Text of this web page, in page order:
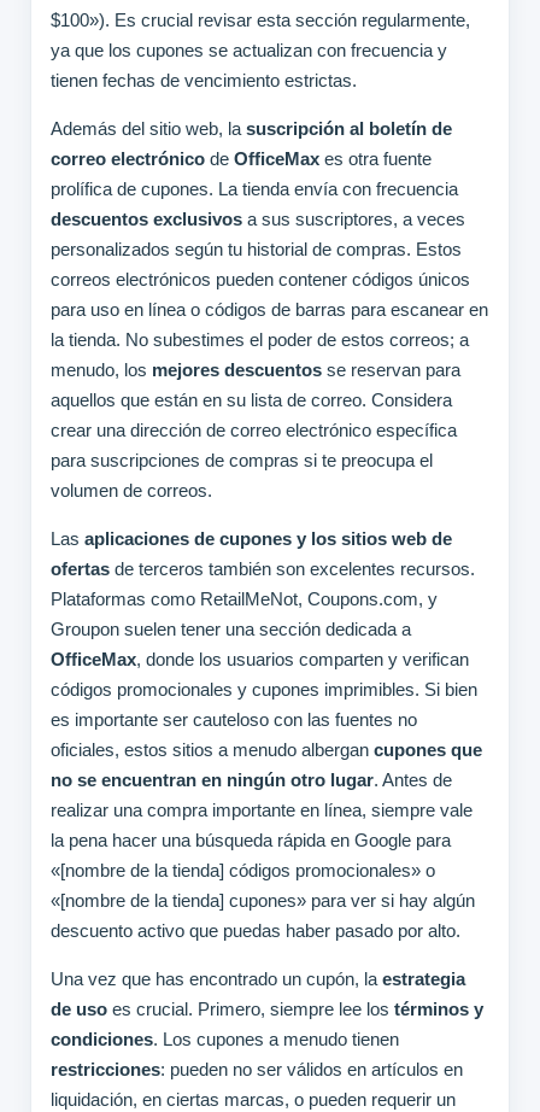
$100»). Es crucial revisar esta sección regularmente,
ya que los cupones se actualizan con frecuencia y
tienen fechas de vencimiento estrictas.
Además del sitio web, la suscripción al boletín de
correo electrónicode OfficeMaxes otra fuente
prolífica de cupones. La tienda envía con frecuencia
descuentos exclusivosa sus suscriptores, a veces
personalizados según tu historial de compras. Estos
correos electrónicos pueden contener códigos únicos
para uso en línea o códigos de barras para escanear en
la tienda. No subestimes el poder de estos correos; a
menudo, los mejores descuentosse reservan para
aquellos que están en su lista de correo. Considera
crear una dirección de correo electrónico específica
para suscripciones de compras si te preocupa el
volumen de correos.
Las aplicaciones de cupones y los sitios web de
ofertasde terceros también son excelentes recursos.
Plataformas como RetailMeNot, Coupons.com, y
Groupon suelen tener una sección dedicada a
OfficeMax, donde los usuarios comparten y verifican
códigos promocionales y cupones imprimibles. Si bien
es importante ser cauteloso con las fuentes no
oficiales, estos sitios a menudo albergan cupones que
no se encuentran en ningún otro lugar. Antes de
realizar una compra importante en línea, siempre vale
la pena hacer una búsqueda rápida en Google para
«[nombre de la tienda] códigos promocionales» o
«[nombre de la tienda] cupones» para ver si hay algún
descuento activo que puedas haber pasado por alto.
Una vez que has encontrado un cupón, la estrategia
de usoes crucial. Primero, siempre lee los términos y
condiciones. Los cupones a menudo tienen
restricciones: pueden no ser válidos en artículos en
liquidación, en ciertas marcas, o pueden requerir un